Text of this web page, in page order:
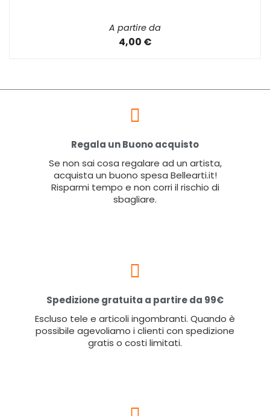
A partire da
4,00 €
Regala un Buono acquisto
Se non sai cosa regalare ad un artista,
acquista un buono spesa Bellearti.it!
Risparmi tempo e non corri il rischio di
sbagliare.
Spedizione gratuita a partire da 99€
Escluso tele e articoli ingombranti. Quando è
possibile agevoliamo i clienti con spedizione
gratis o costi limitati.